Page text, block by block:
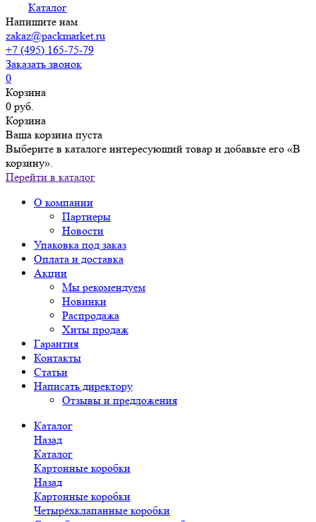
Каталог
Напишите нам
zakaz@packmarket.ru
+7 (495) 165-75-79
Заказать звонок
0
Корзина
0 руб.
Корзина
Ваша корзина пуста
Выберите в каталоге интересующий товар и добавьте его «В
корзину».
Перейти в каталог
О компании
Партнеры
Новости
Упаковка под заказ
Оплата и доставка
Акции
Мы рекомендуем
Новинки
Распродажа
Хиты продаж
Гарантия
Контакты
Статьи
Написать директору
Отзывы и предложения
Каталог
Назад
Каталог
Картонные коробки
Назад
Картонные коробки
Четырёхклапанные коробки